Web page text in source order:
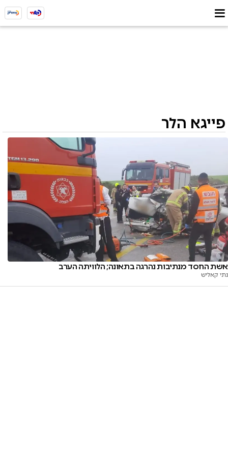
פייגא הלר
אשת החסד מנתיבות נהרגה בתאונה; הלוויתה הערב
נתי קאליש